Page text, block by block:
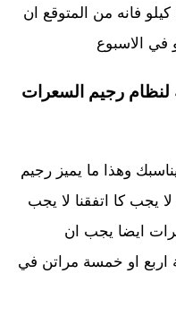
اما اذا كان وزنك من 100 الي 130 كيلو فانه من المتوقع ان
رجيم السعرات
وهذا ما يميز رجيم
يجب كا اتفقنا لا يجب
السعرات عن 1200 سعرات ايضا يجب ان
اربع او خمسة مراتن في